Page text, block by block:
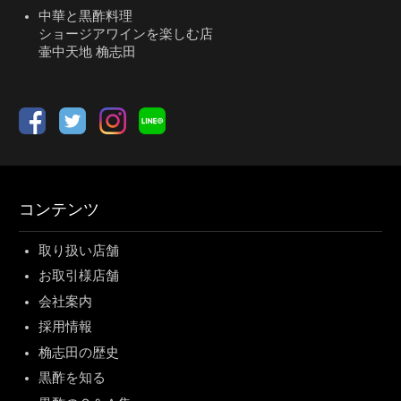
中華と黒酢料理
ショージアワインを楽しむ店
壷中天地 桷志田
コンテンツ
取り扱い店舗
お取引様店舗
会社案内
採用情報
桷志田の歴史
黒酢を知る